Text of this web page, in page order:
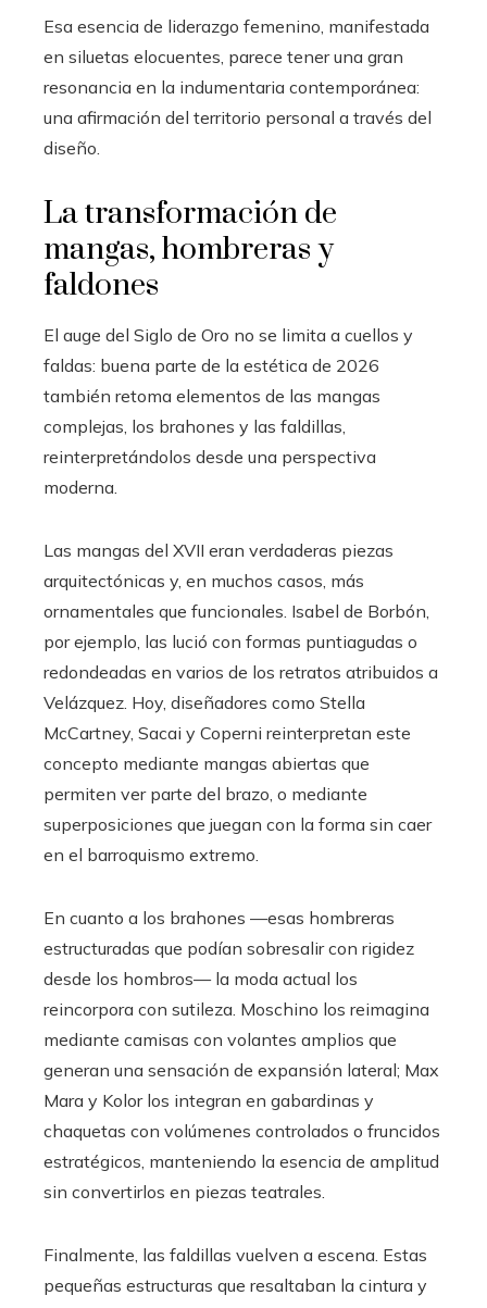
Esa esencia de liderazgo femenino, manifestada
en siluetas elocuentes, parece tener una gran
resonancia en la indumentaria contemporánea:
una afirmación del territorio personal a través del
diseño.
La transformación de
mangas, hombreras y
faldones
El auge del Siglo de Oro no se limita a cuellos y
faldas: buena parte de la estética de 2026
también retoma elementos de las mangas
complejas, los brahones y las faldillas,
reinterpretándolos desde una perspectiva
moderna.
Las mangas del XVII eran verdaderas piezas
arquitectónicas y, en muchos casos, más
ornamentales que funcionales. Isabel de Borbón,
por ejemplo, las lució con formas puntiagudas o
redondeadas en varios de los retratos atribuidos a
Velázquez. Hoy, diseñadores como Stella
McCartney, Sacai y Coperni reinterpretan este
concepto mediante mangas abiertas que
permiten ver parte del brazo, o mediante
superposiciones que juegan con la forma sin caer
en el barroquismo extremo.
En cuanto a los brahones —esas hombreras
estructuradas que podían sobresalir con rigidez
desde los hombros— la moda actual los
reincorpora con sutileza. Moschino los reimagina
mediante camisas con volantes amplios que
generan una sensación de expansión lateral; Max
Mara y Kolor los integran en gabardinas y
chaquetas con volúmenes controlados o fruncidos
estratégicos, manteniendo la esencia de amplitud
sin convertirlos en piezas teatrales.
Finalmente, las faldillas vuelven a escena. Estas
pequeñas estructuras que resaltaban la cintura y